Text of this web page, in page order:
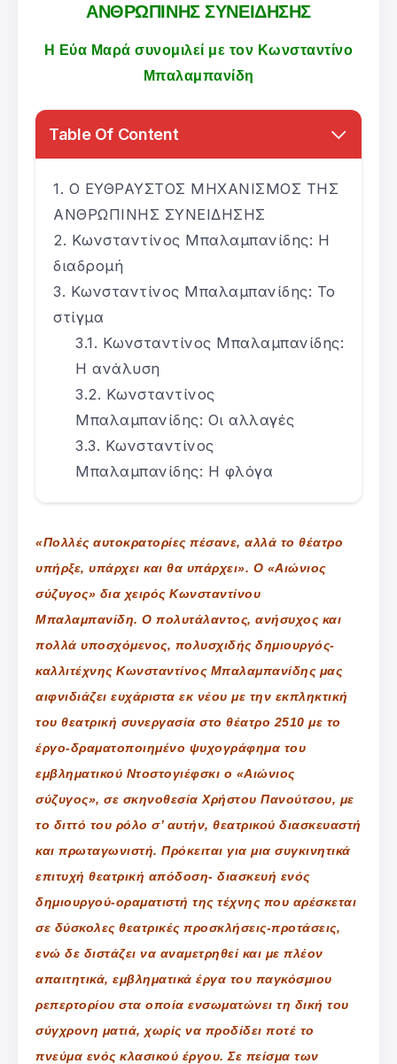
ΑΝΘΡΩΠΙΝΗΣ ΣΥΝΕΙΔΗΣΗΣ
Η Εύα Μαρά συνομιλεί με τον Κωνσταντίνο
Μπαλαμπανίδη
Table Of Content
Ο ΕΥΘΡΑΥΣΤΟΣ ΜΗΧΑΝΙΣΜΟΣ ΤΗΣ
ΑΝΘΡΩΠΙΝΗΣ ΣΥΝΕΙΔΗΣΗΣ
Κωνσταντίνος Μπαλαμπανίδης: Η
διαδρομή
Κωνσταντίνος Μπαλαμπανίδης: Το
στίγμα
Κωνσταντίνος Μπαλαμπανίδης:
Η ανάλυση
Κωνσταντίνος
Μπαλαμπανίδης: Οι αλλαγές
Κωνσταντίνος
Μπαλαμπανίδης: Η φλόγα
«Πολλές αυτοκρατορίες πέσανε, αλλά το θέατρο
υπήρξε, υπάρχει και θα υπάρχει». Ο «Αιώνιος
σύζυγος» δια χειρός Κωνσταντίνου
Μπαλαμπανίδη. Ο πολυτάλαντος, ανήσυχος και
πολλά υποσχόμενος, πολυσχιδής δημιουργός-
καλλιτέχνης Κωνσταντίνος Μπαλαμπανίδης μας
αιφνιδιάζει ευχάριστα εκ νέου με την εκπληκτική
του θεατρική συνεργασία στο θέατρο 2510 με το
έργο-δραματοποιημένο ψυχογράφημα του
εμβληματικού Ντοστογιέφσκι ο «Αιώνιος
σύζυγος», σε σκηνοθεσία Χρήστου Πανούτσου, με
το διττό του ρόλο σ’ αυτήν, θεατρικού διασκευαστή
και πρωταγωνιστή. Πρόκειται για μια συγκινητικά
επιτυχή θεατρική απόδοση- διασκευή ενός
δημιουργού-οραματιστή της τέχνης που αρέσκεται
σε δύσκολες θεατρικές προσκλήσεις-προτάσεις,
ενώ δε διστάζει να αναμετρηθεί και με πλέον
απαιτητικά, εμβληματικά έργα του παγκόσμιου
ρεπερτορίου στα οποία ενσωματώνει τη δική του
σύγχρονη ματιά, χωρίς να προδίδει ποτέ το
πνεύμα ενός κλασικού έργου. Σε πείσμα των